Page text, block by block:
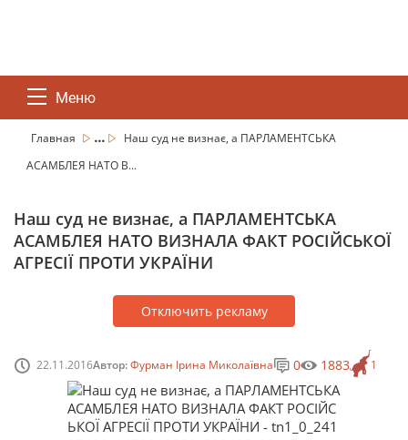
Меню
Главная ...
Наш суд не визнає, а ПАРЛАМЕНТСЬКА
АСАМБЛЕЯ НАТО В...
Наш суд не визнає, а ПАРЛАМЕНТСЬКА
АСАМБЛЕЯ НАТО ВИЗНАЛА ФАКТ РОСІЙСЬКОЇ
АГРЕСІЇ ПРОТИ УКРАЇНИ
Отключить рекламу
22.11.2016Автор:Фурман Ірина Миколаївна 1
0 1883